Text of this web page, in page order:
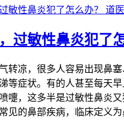
道
过敏性鼻炎犯了
转凉，很多人容易出现鼻
等症状。有的人甚至每天
嚏，这多半是过敏性鼻炎
见的鼻部疾病，临床定义